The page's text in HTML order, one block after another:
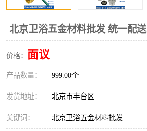
北京卫浴五金材料批发 统一配送
价格： 面议
产品数量： 999.00个
发货地址： 北京市丰台区
关键词： 北京卫浴五金材料批发